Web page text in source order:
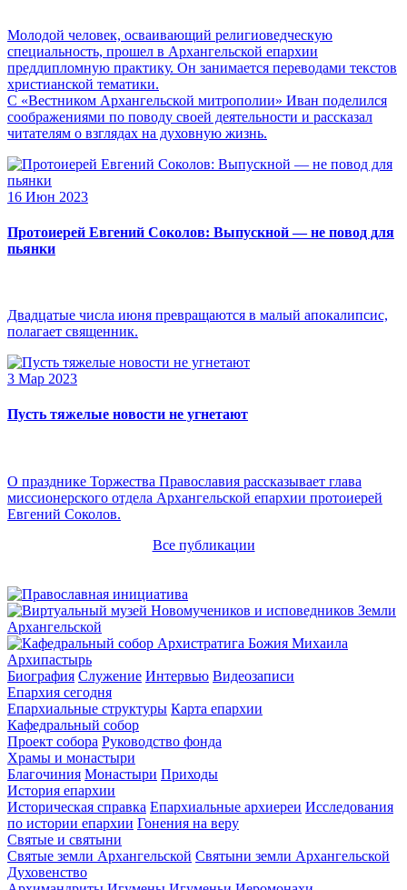
Молодой человек, осваивающий религиоведческую
специальность, прошел в Архангельской епархии
преддипломную практику. Он занимается переводами текстов
христианской тематики.
С «Вестником Архангельской митрополии» Иван поделился
соображениями по поводу своей деятельности и рассказал
читателям о взглядах на духовную жизнь.
16 Июн 2023
Протоиерей Евгений Соколов: Выпускной — не повод для
пьянки
Двадцатые числа июня превращаются в малый апокалипсис,
полагает священник.
3 Мар 2023
Пусть тяжелые новости не угнетают
О празднике Торжества Православия рассказывает глава
миссионерского отдела Архангельской епархии протоиерей
Евгений Соколов.
Все публикации
Архипастырь
Биография Служение Интервью Видеозаписи
Епархия сегодня
Епархиальные структуры Карта епархии
Кафедральный собор
Проект собора Руководство фонда
Храмы и монастыри
Благочиния Монастыри Приходы
История епархии
Историческая справка Епархиальные архиереи Исследования
по истории епархии Гонения на веру
Святые и святыни
Святые земли Архангельской Святыни земли Архангельской
Духовенство